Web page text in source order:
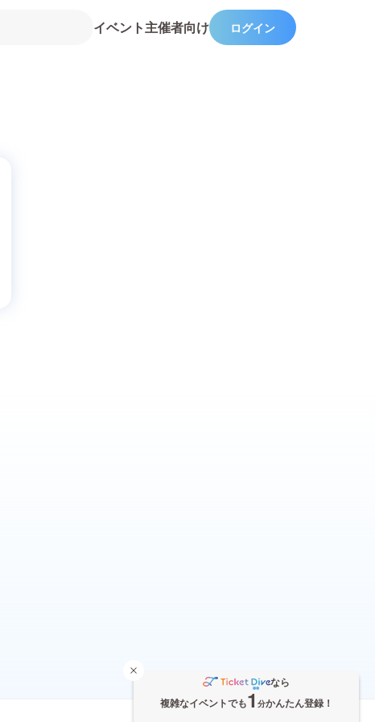
イベント主催者向け ログイン
なら
複雑なイベントでも1 分かんたん登録！